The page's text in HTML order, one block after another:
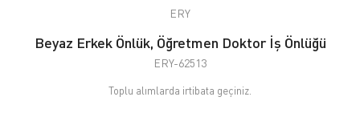
ERY
Beyaz Erkek Önlük, Öğretmen Doktor İş Önlüğü
ERY-62513
Toplu alımlarda irtibata geçiniz.